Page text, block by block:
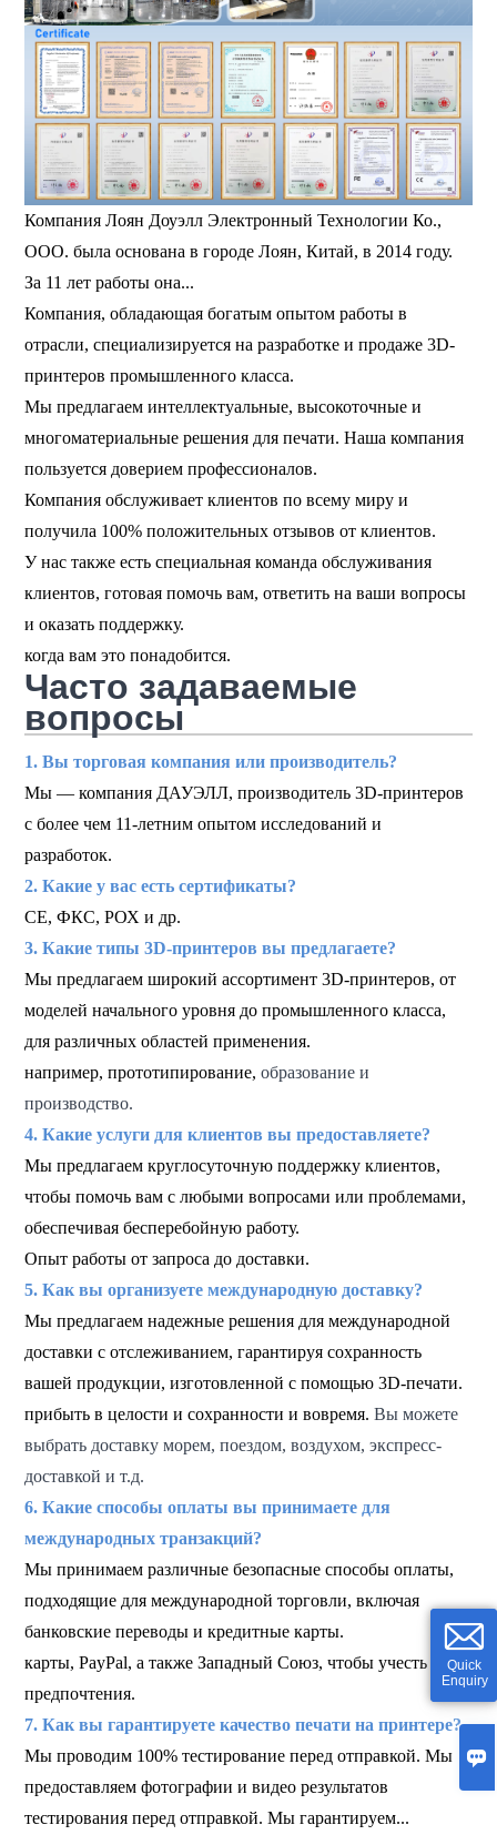

Quick
Enquiry
Компания Лоян Доуэлл Электронный Технологии Ко.,
ООО. была основана в городе Лоян, Китай, в 2014 году.
За 11 лет работы она...
Компания, обладающая богатым опытом работы в
отрасли, специализируется на разработке и продаже 3D-
принтеров промышленного класса.
Мы предлагаем интеллектуальные, высокоточные и
многоматериальные решения для печати. ​​Наша компания
пользуется доверием профессионалов.
Компания обслуживает клиентов по всему миру и
получила 100% положительных отзывов от клиентов.
У нас также есть специальная команда обслуживания
клиентов, готовая помочь вам, ответить на ваши вопросы
и оказать поддержку.
когда вам это понадобится.
Часто задаваемые
вопросы
1. Вы торговая компания или производитель?
Мы — компания ДАУЭЛЛ, производитель 3D-принтеров
с более чем 11-летним опытом исследований и
разработок.
2. Какие у вас есть сертификаты?
СЕ, ФКС, РОХ и др.
3. Какие типы 3D-принтеров вы предлагаете?
Мы предлагаем широкий ассортимент 3D-принтеров, от
моделей начального уровня до промышленного класса,
для различных областей применения.
например, прототипирование,образование и
производство.
4. Какие услуги для клиентов вы предоставляете?
Мы предлагаем круглосуточную поддержку клиентов,
чтобы помочь вам с любыми вопросами или проблемами,
обеспечивая бесперебойную работу.
Опыт работы от запроса до доставки.
5. Как вы организуете международную доставку?
Мы предлагаем надежные решения для международной
доставки с отслеживанием, гарантируя сохранность
вашей продукции, изготовленной с помощью 3D-печати.
прибыть в целости и сохранности и вовремя.Вы можете
выбрать доставку морем, поездом, воздухом, экспресс-
доставкой и т.д.
6. Какие способы оплаты вы принимаете для
международных транзакций?
Мы принимаем различные безопасные способы оплаты,
подходящие для международной торговли, включая
банковские переводы и кредитные карты.
карты, PayPal,а также Западный Союз, чтобы учесть ваши
предпочтения.
7. Как вы гарантируете качество печати на принтере?
Мы проводим 100% тестирование перед отправкой. Мы
предоставляем фотографии и видео результатов
тестирования перед отправкой. Мы гарантируем...